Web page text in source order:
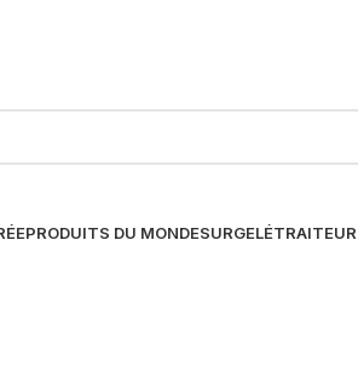
PRODUITS DU MONDESURGELÉTRAITEUR